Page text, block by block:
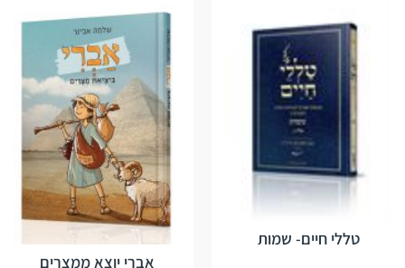
טללי חיים- שמות
אברי יוצא ממצרים